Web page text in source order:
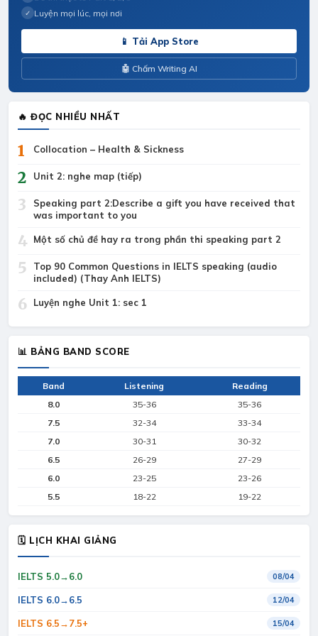
✓ Luyện mọi lúc, mọi nơi
📱 Tải App Store
🤖 Chấm Writing AI
🔥 ĐỌC NHIỀU NHẤT
1 Collocation – Health & Sickness
2 Unit 2: nghe map (tiếp)
3
Speaking part 2:Describe a gift you have received that
was important to you
4 Một số chủ đề hay ra trong phần thi speaking part 2
5
Top 90 Common Questions in IELTS speaking (audio
included) (Thay Anh IELTS)
6 Luyện nghe Unit 1: sec 1
📊 BẢNG BAND SCORE
Band Listening
Reading
8.0
35-36
35-36
7.5
32-34
33-34
7.0
30-31
30-32
6.5
26-29
27-29
6.0
23-25
23-26
5.5
18-22 19-22
🗓 LỊCH KHAI GIẢNG
IELTS 5.0→6.0 08/04
IELTS 6.0→6.5 12/04
IELTS 6.5→7.5+ 15/04